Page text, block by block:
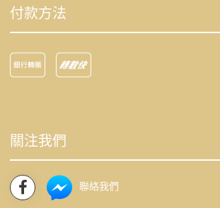
付款方法
關注我們
聯絡我們